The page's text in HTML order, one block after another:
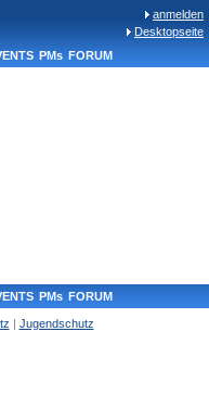
anmelden
Desktopseite
PMs FORUM
PMs FORUM
| Jugendschutz